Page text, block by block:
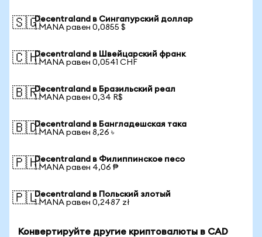
🇸🇬Decentraland в Сингапурский доллар
1 MANA равен 0,0855 $
🇨🇭Decentraland в Швейцарский франк
1 MANA равен 0,0541 CHF
🇧🇷Decentraland в Бразильский реал
1 MANA равен 0,34 R$
🇧🇩Decentraland в Бангладешская така
1 MANA равен 8,26 ৳
🇵🇭Decentraland в Филиппинское песо
1 MANA равен 4,06 ₱
🇵🇱Decentraland в Польский злотый
1 MANA равен 0,2487 zł
Конвертируйте другие криптовалюты в CAD